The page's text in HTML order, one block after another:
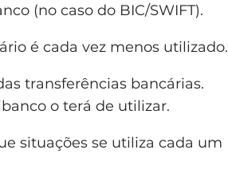
(no caso do BIC/SWIFT).
é cada vez menos utilizado.
transferências bancárias.
o terá de utilizar.
situações se utiliza cada um